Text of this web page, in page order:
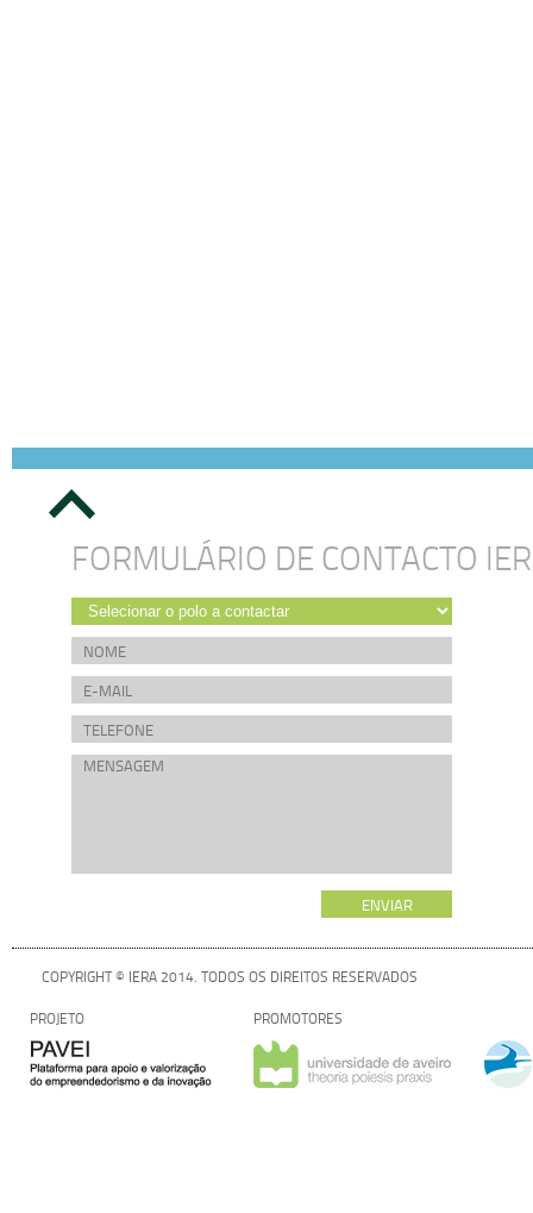
FORMULÁRIO DE CONTACTO
COPYRIGHT © IERA 2014. TODOS OS DIREITOS RESERVADOS
PROJETO PROMOTORES